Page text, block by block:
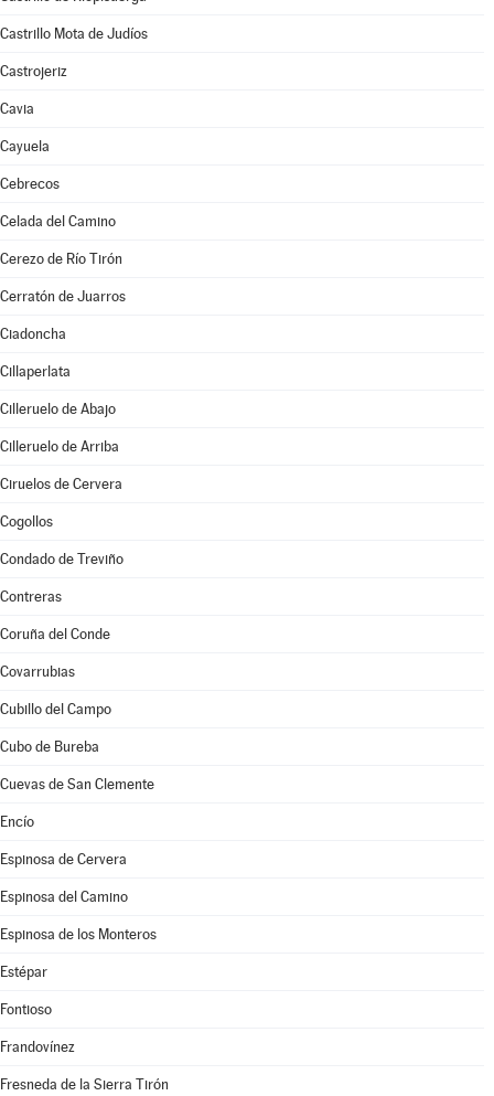
Castrillo Mota de Judíos
Castrojeriz
Cavia
Cayuela
Cebrecos
Celada del Camino
Cerezo de Río Tirón
Cerratón de Juarros
Ciadoncha
Cillaperlata
Cilleruelo de Abajo
Cilleruelo de Arriba
Ciruelos de Cervera
Cogollos
Condado de Treviño
Contreras
Coruña del Conde
Covarrubias
Cubillo del Campo
Cubo de Bureba
Cuevas de San Clemente
Encío
Espinosa de Cervera
Espinosa del Camino
Espinosa de los Monteros
Estépar
Fontioso
Frandovínez
Fresneda de la Sierra Tirón